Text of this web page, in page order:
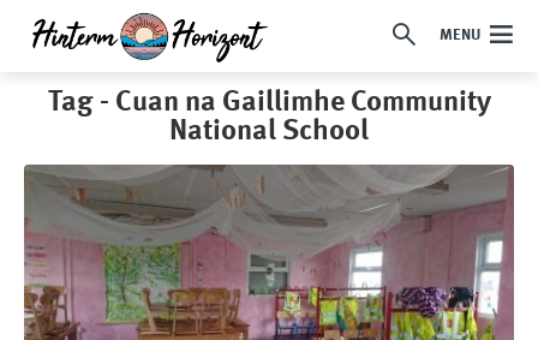
MENU
Tag - Cuan na Gaillimhe Community
National School